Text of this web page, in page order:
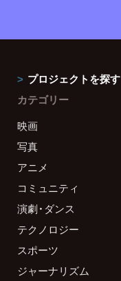
プロジェクトを探す
カテゴリー
映画
写真
アニメ
コミュニティ
演劇・ダンス
テクノロジー
スポーツ
ジャーナリズム